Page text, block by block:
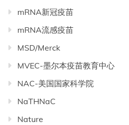
mRNA新冠疫苗
mRNA流感疫苗
MSD/Merck
MVEC-墨尔本疫苗教育中心
NAC-美国国家科学院
NaTHNaC
Nature